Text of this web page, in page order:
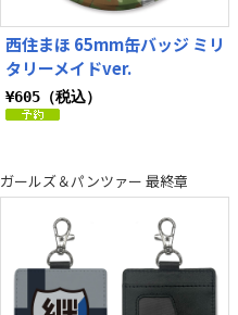
西住まほ 65mm缶バッジ ミリ
タリーメイドver.
¥605（税込）
ガールズ＆パンツァー 最終章